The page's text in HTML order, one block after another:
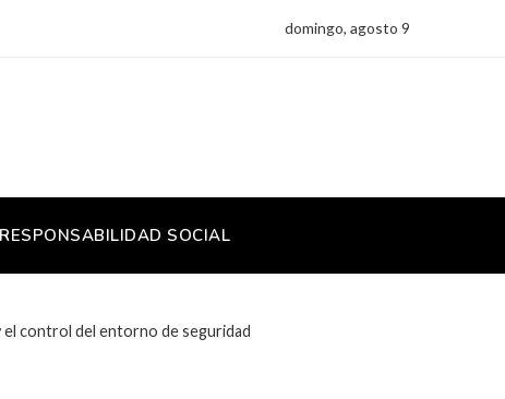
domingo, agosto 9
RESPONSABILIDAD SOCIAL
el control del entorno de seguridad